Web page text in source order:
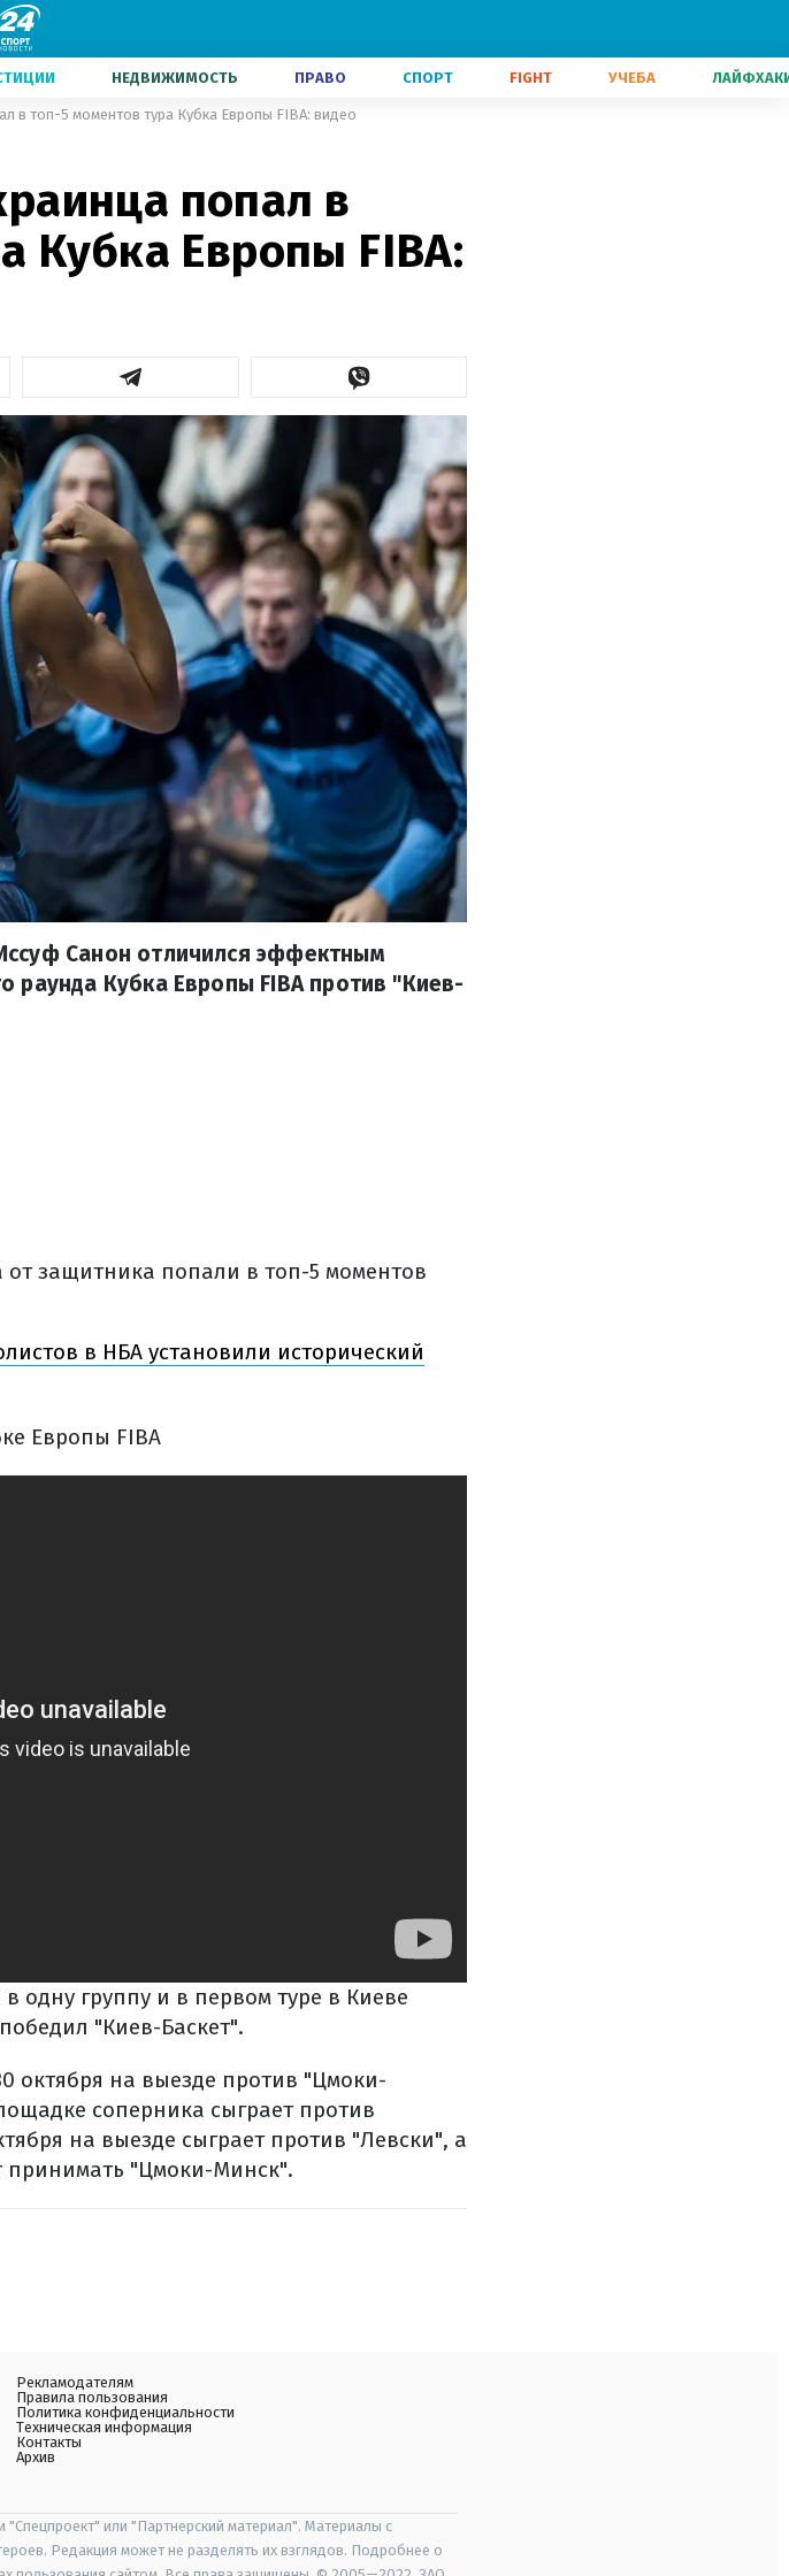
НЕДВИЖИМОСТЬ ПРАВО СПОРТ FIGHT УЧЕБА
в топ-5 моментов тура Кубка Европы FIBA: видео
попал в
Кубка Европы FIBA:
Санон отличился эффектным
раунда Кубка Европы FIBA против "Киев-
защитника попали в топ-5 моментов
в НБА установили исторический
Европы FIBA
одну группу и в первом туре в Киеве
"Киев-Баскет".
октября на выезде против "Цмоки-
соперника сыграет против
на выезде сыграет против "Левски", а
принимать "Цмоки-Минск".
Рекламодателям
Правила пользования
Политика конфиденциальности
Техническая информация
Контакты
Архив
или "Партнерский материал". Материалы с
Редакция может не разделять их взглядов. Подробнее о